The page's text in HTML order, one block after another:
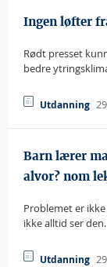
Ingen løfter
Rødt presset
bedre
Utdanning
Barn lærer
alvor? nom
Problemet er
ikke alltid ser den.
Utdanning